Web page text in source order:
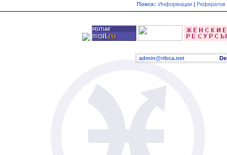
Поиск: Информации | Рефератов
admin@ribca.net